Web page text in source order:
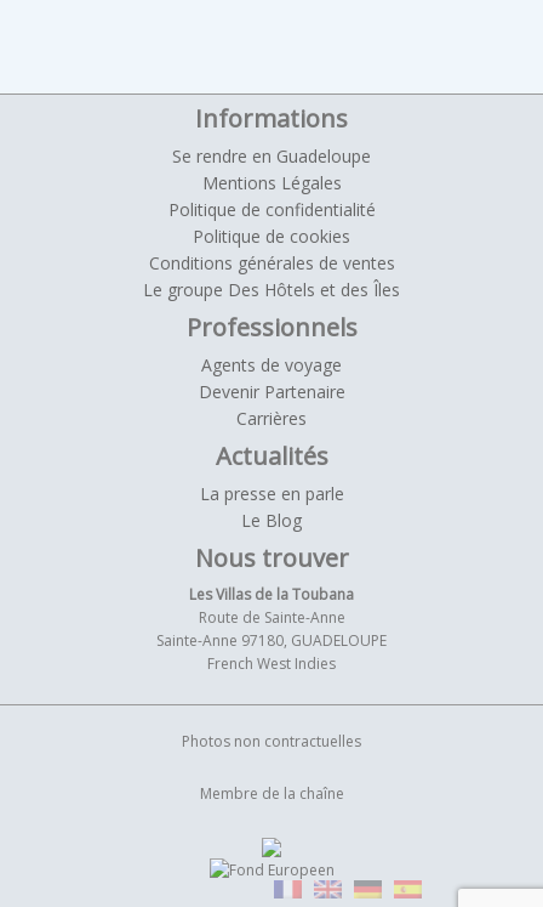
Informations
Se rendre en Guadeloupe
Mentions Légales
Politique de confidentialité
Politique de cookies
Conditions générales de ventes
Le groupe Des Hôtels et des Îles
Professionnels
Agents de voyage
Devenir Partenaire
Carrières
Actualités
La presse en parle
Le Blog
Nous trouver
Les Villas de la Toubana
Route de Sainte-Anne
Sainte-Anne 97180, GUADELOUPE
French West Indies
Photos non contractuelles
Membre de la chaîne